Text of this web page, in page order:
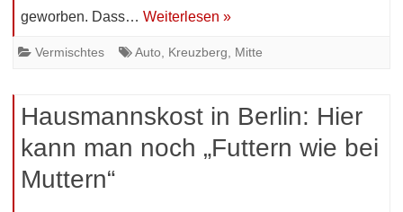
geworben. Dass… Weiterlesen »
Vermischtes Auto Kreuzberg Mitte
Hausmannskost in Berlin: Hier
kann man noch „Futtern wie bei
Muttern“